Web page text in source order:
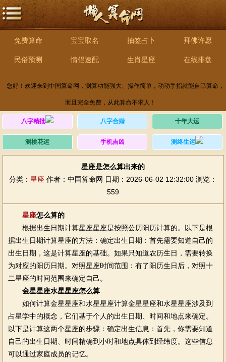
免费算命 宝宝取名 抽签占卜 拜佛许愿
民俗预测 情侣速配 生肖星座 在线排盘
您好！欢迎来到中国算命网，测算功能强大、操作简单，动动手指就能自己算命，
而且完全免费，从此算命不求人！
八字精批 八字合婚 十年大运
测桃花运 手机吉凶 测终生运
星座是怎么算出来的
分类： 星座 作者：中国算命网 日期：2026-06-02 12:32:00 浏览：
559
星座怎么算的
根据出生日期计算星座星座是按照公历阳历计算的。以下是根
据出生日期计算星座的方法：确定出生日期：首先需要知道自己的
出生日期，这是计算星座的基础。如果只知道农历生日，需要转换
为对应的阳历日期。对照星座时间范围：有了阳历生日后，对照十
二星座的时间范围来确定自己。
金星星座水星星座怎么算
如何计算金星星座和水星星座计算金星星座和水星星座涉及到
占星学中的概念，它们基于个人的出生日期、时间和地点来确定。
以下是计算这两个星座的步骤：确定出生信息：首先，你需要知道
自己的出生日期、时间精确到小时和地点具体到经纬度。这些信息
可以通过家庭成员的记忆。